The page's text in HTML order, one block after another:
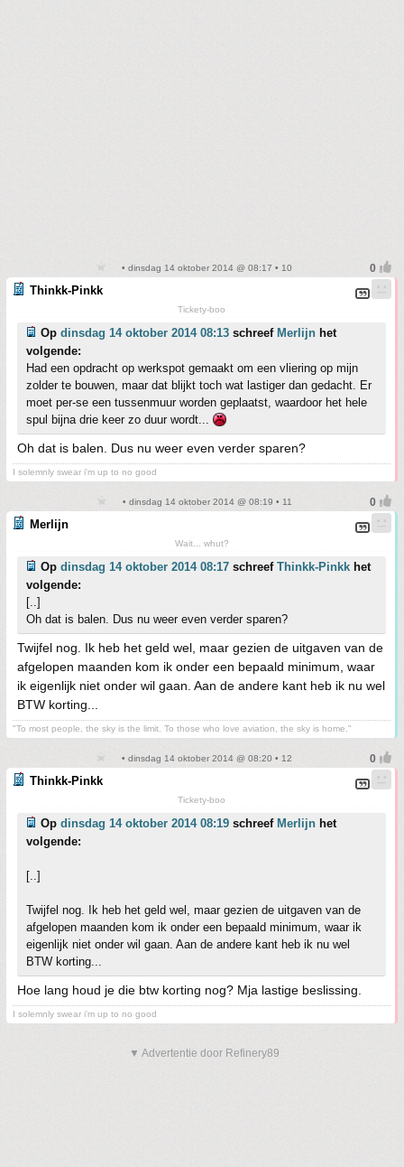
• dinsdag 14 oktober 2014 @ 08:17 • 10
Thinkk-Pinkk
Tickety-boo
Op dinsdag 14 oktober 2014 08:13 schreef Merlijn het
volgende:
Had een opdracht op werkspot gemaakt om een vliering op mijn
zolder te bouwen, maar dat blijkt toch wat lastiger dan gedacht. Er
moet per-se een tussenmuur worden geplaatst, waardoor het hele
spul bijna drie keer zo duur wordt...
Oh dat is balen. Dus nu weer even verder sparen?
I solemnly swear i'm up to no good
• dinsdag 14 oktober 2014 @ 08:19 • 11
Merlijn
Wait... whut?
Op dinsdag 14 oktober 2014 08:17 schreef Thinkk-Pinkk het
volgende:
[..]
Oh dat is balen. Dus nu weer even verder sparen?
Twijfel nog. Ik heb het geld wel, maar gezien de uitgaven van de
afgelopen maanden kom ik onder een bepaald minimum, waar
ik eigenlijk niet onder wil gaan. Aan de andere kant heb ik nu wel
BTW korting...
"To most people, the sky is the limit. To those who love aviation, the sky is home."
• dinsdag 14 oktober 2014 @ 08:20 • 12
Thinkk-Pinkk
Tickety-boo
Op dinsdag 14 oktober 2014 08:19 schreef Merlijn het
volgende:
[..]
Twijfel nog. Ik heb het geld wel, maar gezien de uitgaven van de
afgelopen maanden kom ik onder een bepaald minimum, waar ik
eigenlijk niet onder wil gaan. Aan de andere kant heb ik nu wel
BTW korting...
Hoe lang houd je die btw korting nog? Mja lastige beslissing.
I solemnly swear i'm up to no good
▼ Advertentie door Refinery89